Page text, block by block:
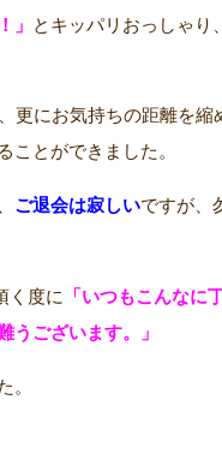
」 とキッパリおっしゃり
更にお気持ちの距離を縮
ことができました。
ご退会は寂しいですが、
く度に
「いつもこんなに
うございます。」
。